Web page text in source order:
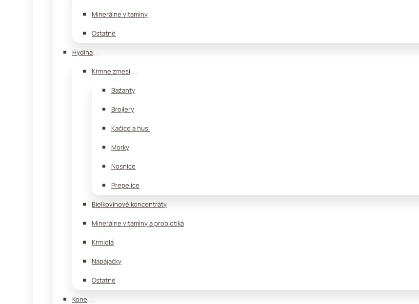
Minerálne vitamíny
Ostatné
Hydina
Kŕmne zmesi
Bažanty
Brojlery
Kačice a husi
Morky
Nosnice
Prepelice
Bielkovinové koncentráty
Minerálne vitamíny a probiotiká
Kŕmidlá
Napájačky
Ostatné
Kone